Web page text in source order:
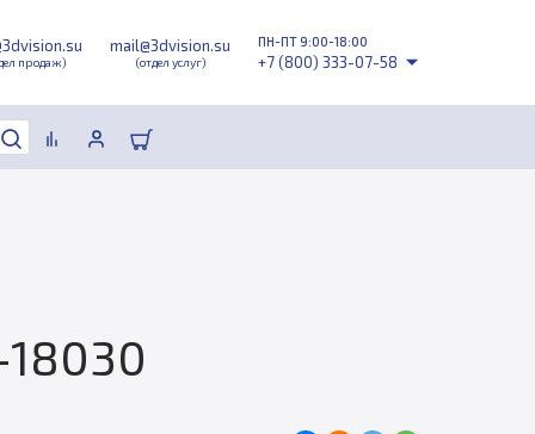
продаж)
mail@3dvision.su
(отдел услуг)
ПН-ПТ 9:00-18:00
+7 (800) 333-07-58